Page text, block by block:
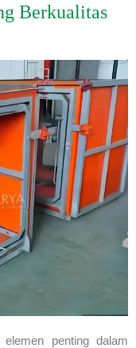
Berkualitas
penting dalam